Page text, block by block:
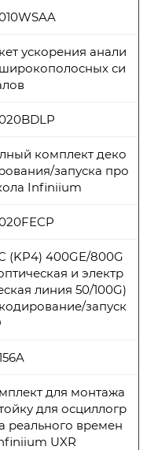
ускорения анали
си
комплект деко
запуска про
Infiniium
(KP4) 400GE/800G
и электр
линия 50/100G)
запуск
для монтажа
для осциллогр
реального времен
UXR